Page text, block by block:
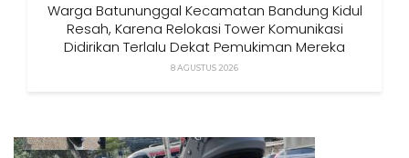
Warga Batununggal Kecamatan Bandung Kidul
Resah, Karena Relokasi Tower Komunikasi
Didirikan Terlalu Dekat Pemukiman Mereka
8 AGUSTUS 2026